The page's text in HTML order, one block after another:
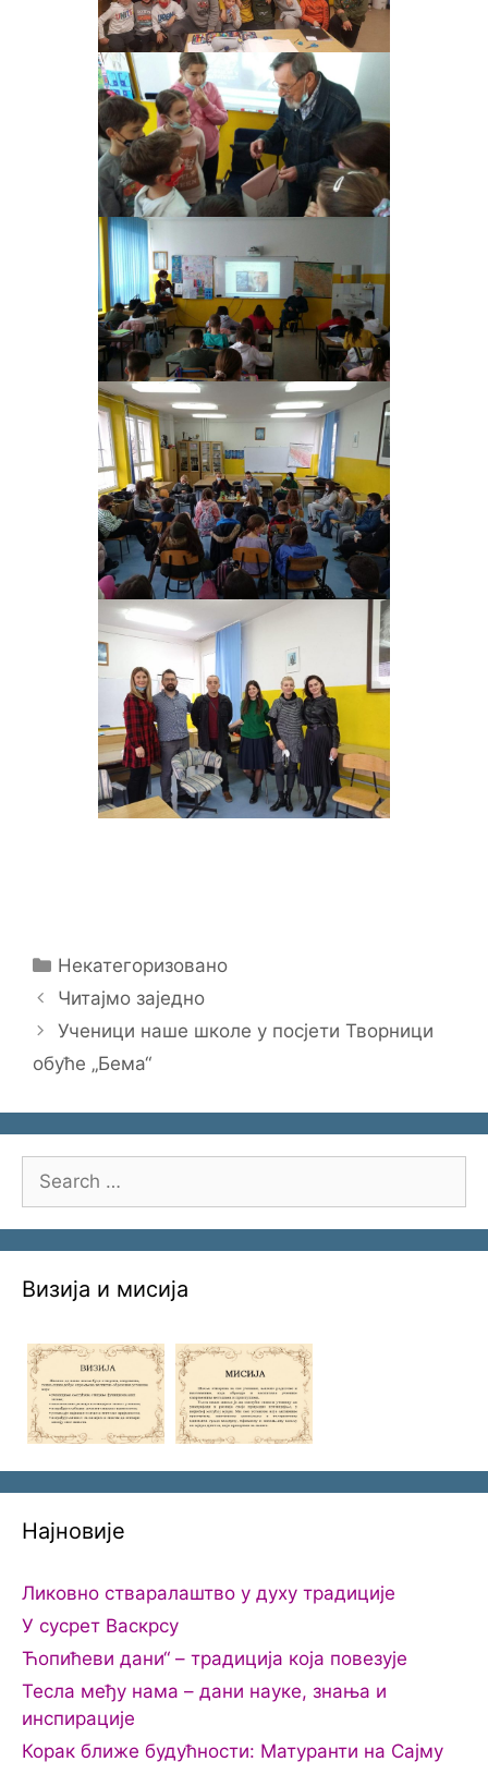
Categories
Некатегоризовано
Читајмо заједно
Ученици наше школе у посјети Творници
обуће „Бема“
for:
Визија и мисија
Најновије
Ликовно стваралаштво у духу традиције
У сусрет Васкрсу
Ћопићеви дани“ – традиција која повезује
Тесла међу нама – дани науке, знања и
инспирације
Корак ближе будућности: Матуранти на Сајму